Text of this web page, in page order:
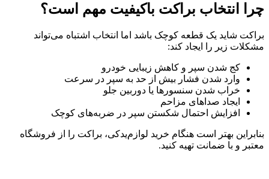
چرا انتخاب براکت باکیفیت مهم است؟
براکت شاید یک قطعه کوچک باشد اما انتخاب اشتباه می‌تواند
مشکلات زیر را ایجاد کند:
کج شدن سپر و کاهش زیبایی خودرو
وارد شدن فشار بیش از حد به سپر در سرعت
خراب شدن سنسورها یا دوربین جلو
ایجاد صداهای مزاحم
افزایش احتمال شکستن سپر در ضربه‌های کوچک
بنابراین بهتر است هنگام خرید لوازم‌یدکی، براکت را از فروشگاه
معتبر و با ضمانت تهیه کنید.